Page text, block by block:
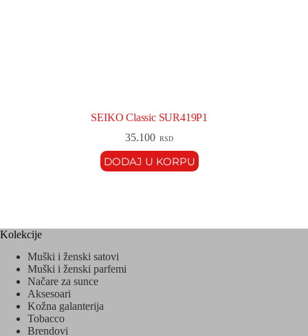
SEIKO Classic SUR419P1
35.100 RSD
DODAJ U KORPU
Kolekcije
Muški i ženski satovi
Muški i ženski parfemi
Načare za sunce
Aksesoari
Kožna galanterija
Tobacco
Brendovi